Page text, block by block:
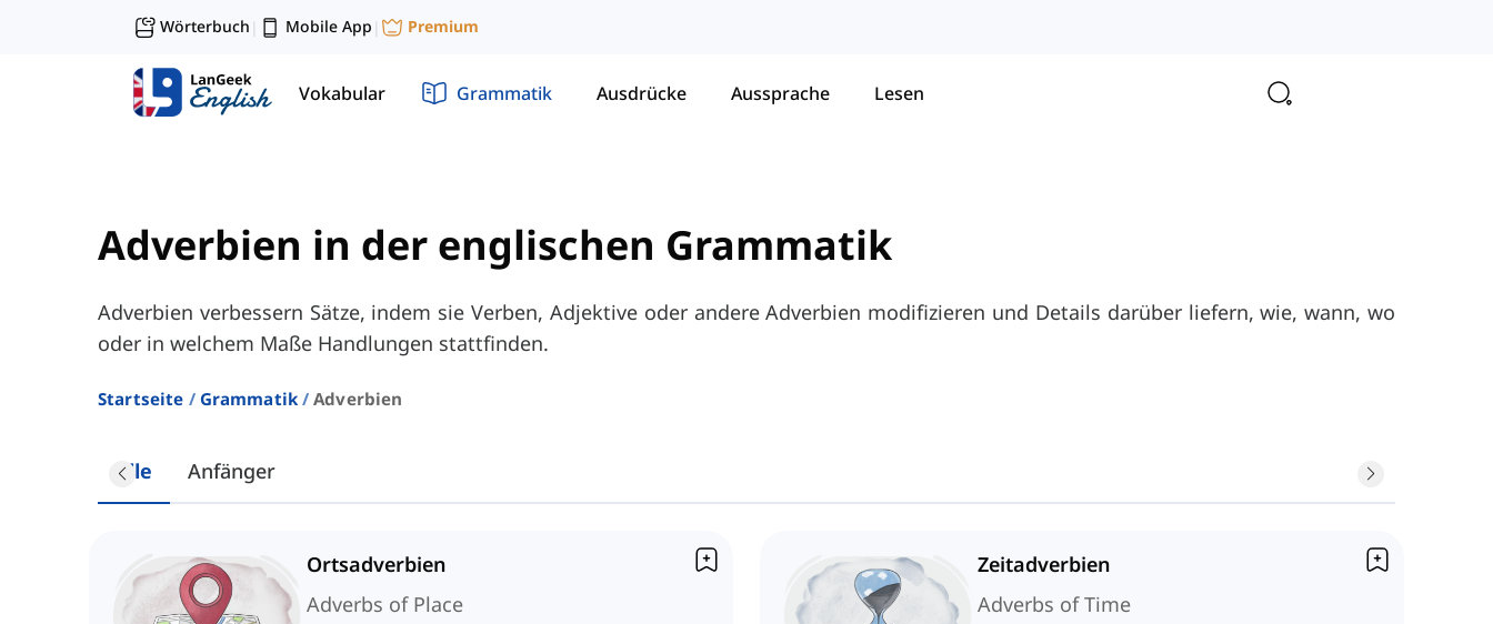
Wörterbuch | Mobile App | Premium
Vokabular Grammatik Ausdrücke Aussprache Lesen
Adverbien in der englischen Grammatik
Adverbien verbessern Sätze, indem sie Verben, Adjektive oder andere Adverbien modifizieren und Details darüber liefern, wie, wann, wo
oder in welchem Maße Handlungen stattfinden.
Startseite Grammatik Adverbien
Alle Anfänger
Ortsadverbien
Adverbs of Place
Zeitadverbien
Adverbs of Time